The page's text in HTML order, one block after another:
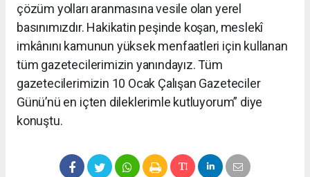
çözüm yolları aranmasına vesile olan yerel
basınımızdır. Hakikatin peşinde koşan, meslekî
imkânını kamunun yüksek menfaatleri için kullanan
tüm gazetecilerimizin yanındayız. Tüm
gazetecilerimizin 10 Ocak Çalışan Gazeteciler
Günü’nü en içten dileklerimle kutluyorum” diye
konuştu.